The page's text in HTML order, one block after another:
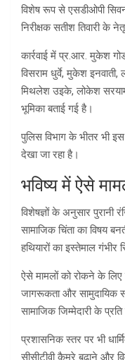
विशेष रूप से एसडीओपी
निरीक्षक सतीश तिवारी के
कार्रवाई में प्र.आर. मुकेश
विसराम धुर्वे, मुकेश इनवाती,
मिथलेश उइके, लोकेश
भूमिका बताई गई है।
पुलिस विभाग के भीतर भी
देखा जा रहा है।
भविष्य में ऐसे
विशेषज्ञों के अनुसार पुरानी
सामाजिक चिंता का विषय
हथियारों का इस्तेमाल गंभीर
ऐसे मामलों को रोकने के लिए
जागरूकता और सामुदायिक
सामाजिक जिम्मेदारी के
प्रशासनिक स्तर पर भी
सीसीटीवी कैमरे बढ़ाने और